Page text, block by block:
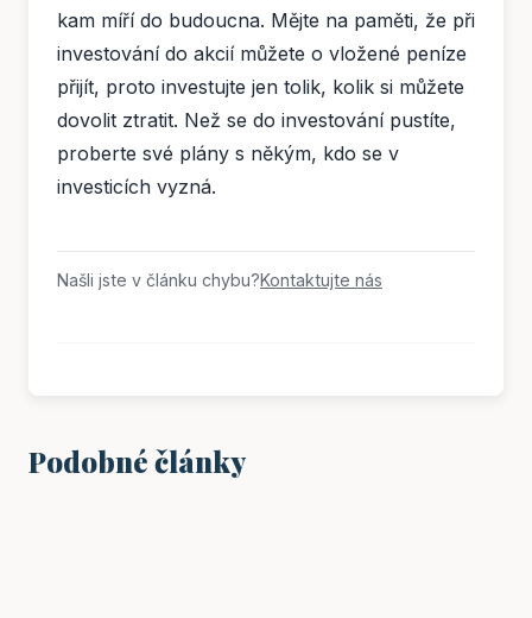
kam míří do budoucna. Mějte na paměti, že při
investování do akcií můžete o vložené peníze
přijít, proto investujte jen tolik, kolik si můžete
dovolit ztratit. Než se do investování pustíte,
proberte své plány s někým, kdo se v
investicích vyzná.
Našli jste v článku chybu?Kontaktujte nás
Podobné články